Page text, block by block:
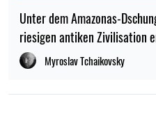
Unter dem Amazonas-
riesigen antiken Zivilisation
Myroslav Tchaikovsky